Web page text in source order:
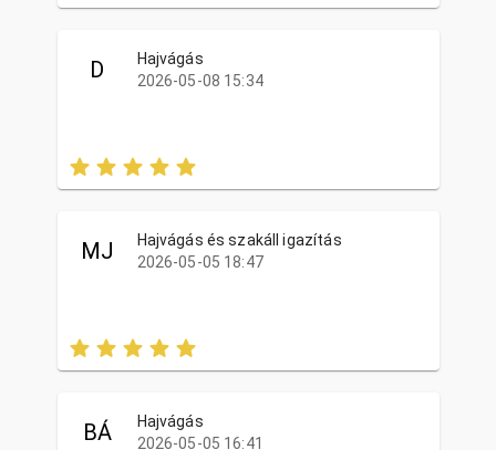
D
Hajvágás
2026-05-08 15:34
MJ
Hajvágás és szakáll igazítás
2026-05-05 18:47
BÁ
Hajvágás
2026-05-05 16:41